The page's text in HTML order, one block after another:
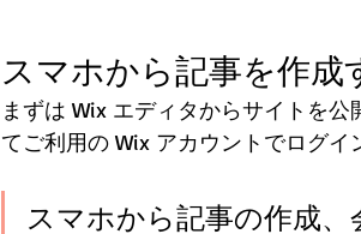
スマホから記事を作成
まずは Wix エディタからサイトを
てご利用の Wix アカウントでログイ
スマホから記事の作成